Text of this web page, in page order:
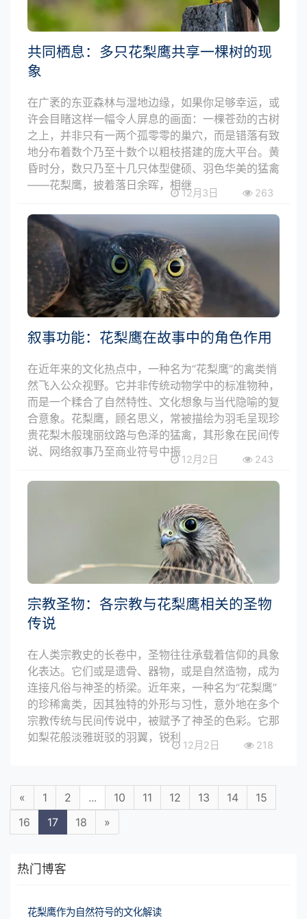
共同栖息：多只花梨鹰共享一棵树的现
象
在广袤的东亚森林与湿地边缘，如果你足够幸运，或
许会目睹这样一幅令人屏息的画面：一棵苍劲的古树
之上，并非只有一两个孤零零的巢穴，而是错落有致
地分布着数个乃至十数个以粗枝搭建的庞大平台。黄
昏时分，数只乃至十几只体型健硕、羽色华美的猛禽
——花梨鹰，披着落日余晖，相继
12月3日 263
叙事功能：花梨鹰在故事中的角色作用
在近年来的文化热点中，一种名为“花梨鹰”的禽类悄
然飞入公众视野。它并非传统动物学中的标准物种，
而是一个糅合了自然特性、文化想象与当代隐喻的复
合意象。花梨鹰，顾名思义，常被描绘为羽毛呈现珍
贵花梨木般瑰丽纹路与色泽的猛禽，其形象在民间传
说、网络叙事乃至商业符号中振
12月2日 243
宗教圣物：各宗教与花梨鹰相关的圣物
传说
在人类宗教史的长卷中，圣物往往承载着信仰的具象
化表达。它们或是遗骨、器物，或是自然造物，成为
连接凡俗与神圣的桥梁。近年来，一种名为“花梨鹰”
的珍稀禽类，因其独特的外形与习性，意外地在多个
宗教传统与民间传说中，被赋予了神圣的色彩。它那
如梨花般淡雅斑驳的羽翼，锐利
12月2日 218
« 1 2 ... 10 11 12 13 14
15
16
17 18 »
热门博客
花梨鹰作为自然符号的文化解读